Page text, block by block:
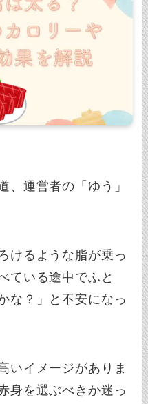
、運営者の「ゆう」
けるような脂が乗っ
ている途中でふと
な？」と不安になっ
いイメージがありま
身を選ぶべきか迷っ